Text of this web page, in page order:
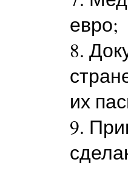
евро;
8.
их
9.